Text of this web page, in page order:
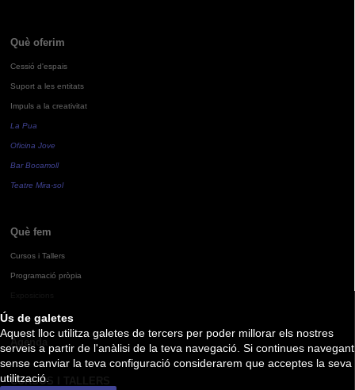
Ús de galetes
Aquest lloc utilitza galetes de tercers per poder millorar els nostres
serveis a partir de l'anàlisi de la teva navegació. Si continues navegant
sense canviar la teva configuració considerarem que acceptes la seva
utilització.
Què oferim
Cessió d'espais
Suport a les entitats
Impuls a la creativitat
La Pua
Oficina Jove
Bar Bocamoll
Teatre Mira-sol
Què fem
Cursos i Tallers
Programació pròpia
Agenda
CURSOS I TALLERS